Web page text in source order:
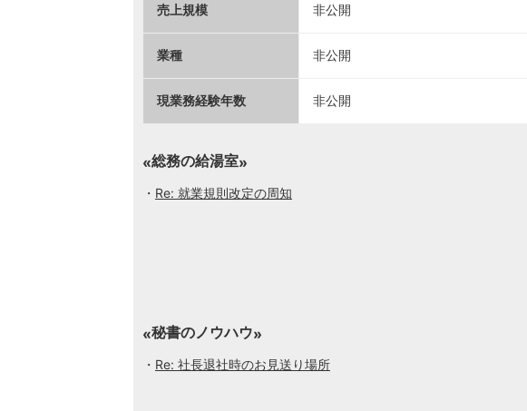
売上規模 非公開
業種 非公開
現業務経験年数 非公開
総務の給湯室
Re: 就業規則改定の周知
秘書のノウハウ
Re: 社長退社時のお見送り場所